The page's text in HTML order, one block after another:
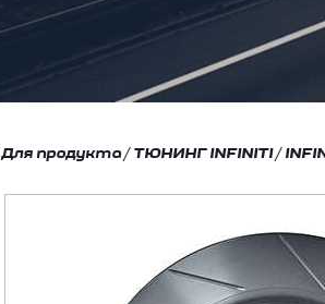
Для продукта/ТЮНИНГ INFINITI/